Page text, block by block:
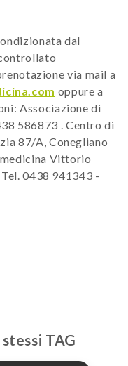
dal
via mail a
oppure a
Associazione di
586873 . Centro di
87/A, Conegliano
Vittorio
0438 941343 -
TAG